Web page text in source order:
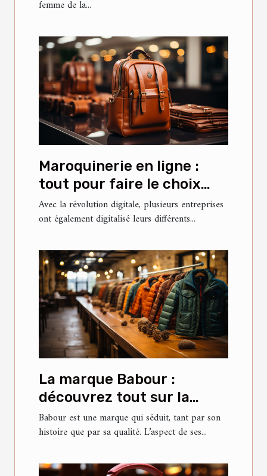
femme de la...
Maroquinerie en ligne :
tout pour faire le choix
idéal ?
Avec la révolution digitale, plusieurs entreprises
ont également digitalisé leurs différents...
La marque Babour :
découvrez tout sur la
veste Bedale
Babour est une marque qui séduit, tant par son
histoire que par sa qualité. L’aspect de ses...